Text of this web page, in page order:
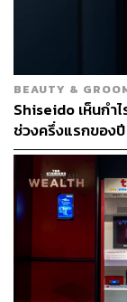
อย่างไรก็ตาม ห
Upside ดังนั้นคว
จังหวะการพักฐา
แนะนำ BBL ทั้งนี้
กลุ่มแบงก์ จะเข้า
สนใจที่มีแนวโน้ม
แนะนำในช่วงนี้ ไ
1. CPF โดยคาด
ล้านบาท +72%
การสนับสนุนกำ
และราคาหมูที่แข็
BEAUTY &
Shiseido เห็นกำ
ช่วงครึ่งแรกของ